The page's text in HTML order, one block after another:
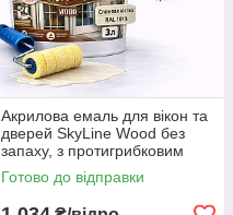
Акрилова емаль для вікон та
дверей SkyLine Wood без
запаху, з протигрибковим
ефектом, слонова кістка, 3 л
Готово до відправки